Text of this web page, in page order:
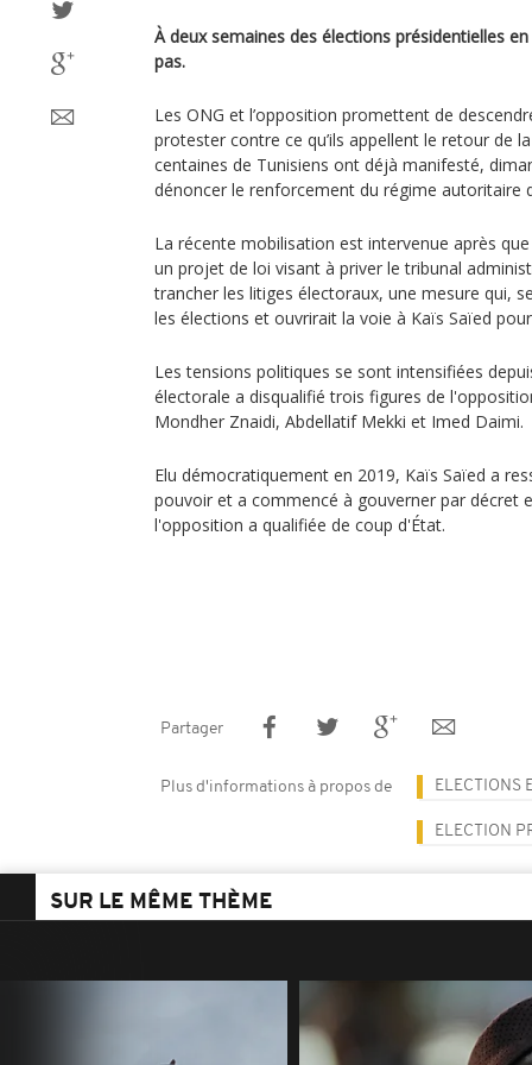
À deux semaines des élections présidentielles
pas.
Les ONG et l’opposition promettent de
protester contre ce qu’ils appellent le retour de
centaines de Tunisiens ont déjà manifesté,
dénoncer le renforcement du régime autoritaire
La récente mobilisation est intervenue après
un projet de loi visant à priver le tribunal
trancher les litiges électoraux, une mesure qui,
les élections et ouvrirait la voie à Kaïs Saïed
Les tensions politiques se sont intensifiées
électorale a disqualifié trois figures de
Mondher Znaidi, Abdellatif Mekki et Imed Daimi.
Elu démocratiquement en 2019, Kaïs Saïed a
pouvoir et a commencé à gouverner par décret
l'opposition a qualifiée de coup d'État.
Partager
Plus d'informations à propos de ELECTIONS
ELECTION
SUR LE MÊME THÈME